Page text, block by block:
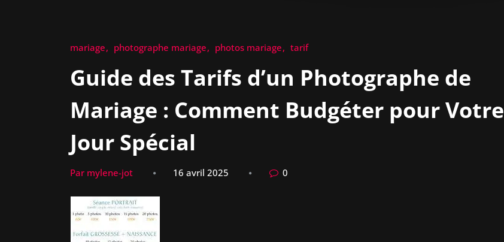
mariage photographe mariage photos mariage tarif
Guide des Tarifs d’un Photographe de
Mariage : Comment Budgéter pour Votre
Jour Spécial
Par mylene-jot 16 avril 2025 0